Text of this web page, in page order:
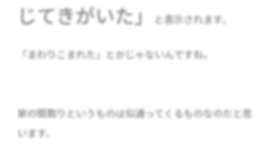
じてきがいた」
と表示されます。
「まわりこまれた」とかじゃないんですね。
家の間取りというものは似通ってくるものなのだと思
います。